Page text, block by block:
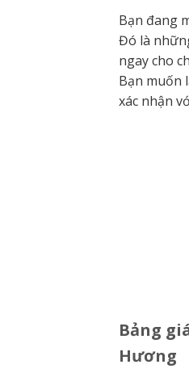
Bạn đang
Đó là
ngay cho
Bạn muốn
xác nhận
Bảng
Hương